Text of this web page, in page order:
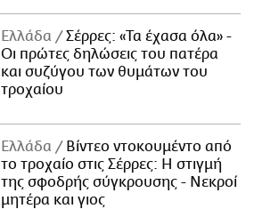
Ελλάδα
Σέρρες: «Τα έχασα όλα» -
Οι πρώτες δηλώσεις του πατέρα
και συζύγου των θυμάτων του
τροχαίου
Ελλάδα
Βίντεο ντοκουμέντο από
το τροχαίο στις Σέρρες: Η στιγμή
της σφοδρής σύγκρουσης - Νεκροί
μητέρα και γιος